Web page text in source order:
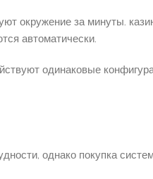
окружение за минуты.
автоматически.
одинаковые
однако покупка